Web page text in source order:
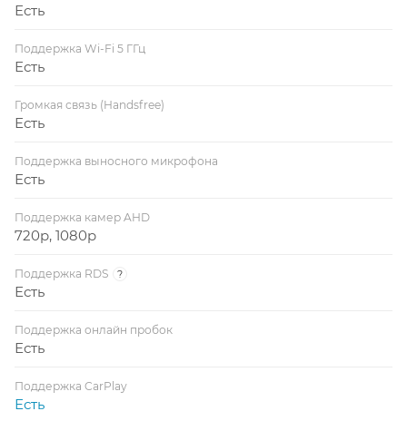
Есть
Поддержка Wi-Fi 5 ГГц
Есть
Громкая связь (Handsfree)
Есть
Поддержка выносного микрофона
Есть
Поддержка камер AHD
720p, 1080p
Поддержка RDS ?
Есть
Поддержка онлайн пробок
Есть
Поддержка CarPlay
Есть